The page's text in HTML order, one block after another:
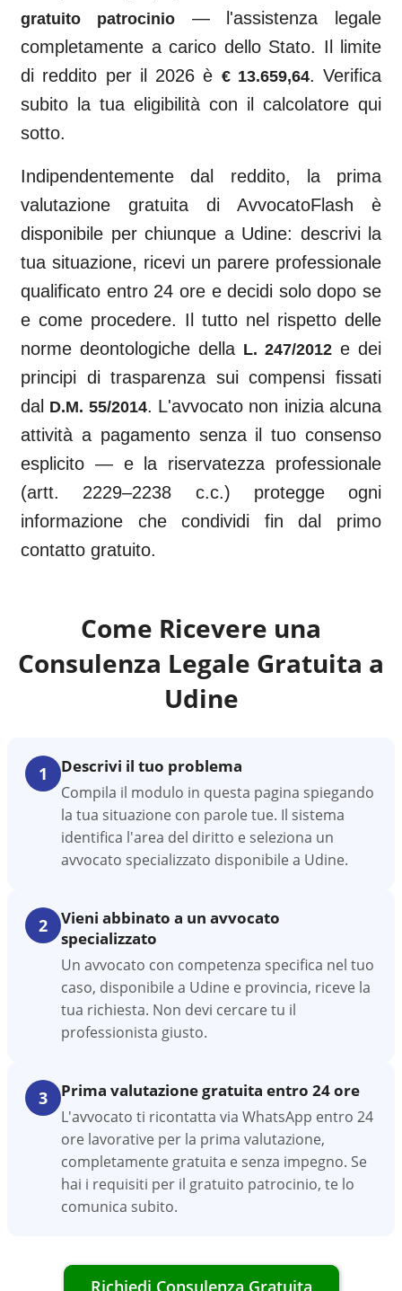
gratuito patrocinio— l'assistenza legale
completamente a carico dello Stato. Il limite
di reddito per il 2026 è € 13.659,64. Verifica
subito la tua eligibilità con il calcolatore qui
sotto.
Indipendentemente dal reddito, la prima
valutazione gratuita di AvvocatoFlash è
disponibile per chiunque a Udine: descrivi la
tua situazione, ricevi un parere professionale
qualificato entro 24 ore e decidi solo dopo se
e come procedere. Il tutto nel rispetto delle
norme deontologiche della L. 247/2012 e dei
principi di trasparenza sui compensi fissati
dal D.M. 55/2014. L'avvocato non inizia alcuna
attività a pagamento senza il tuo consenso
esplicito — e la riservatezza professionale
(artt. 2229–2238 c.c.) protegge ogni
informazione che condividi fin dal primo
contatto gratuito.
Come Ricevere una
Consulenza Legale Gratuita a
Udine
1 Descrivi il tuo problema
Compila il modulo in questa pagina spiegando
la tua situazione con parole tue. Il sistema
identifica l'area del diritto e seleziona un
avvocato specializzato disponibile a Udine.
2
Vieni abbinato a un avvocato
specializzato
Un avvocato con competenza specifica nel tuo
caso, disponibile a Udine e provincia, riceve la
tua richiesta. Non devi cercare tu il
professionista giusto.
3 Prima valutazione gratuita entro 24 ore
L'avvocato ti ricontatta via WhatsApp entro 24
ore lavorative per la prima valutazione,
completamente gratuita e senza impegno. Se
hai i requisiti per il gratuito patrocinio, te lo
comunica subito.
Richiedi Consulenza Gratuita